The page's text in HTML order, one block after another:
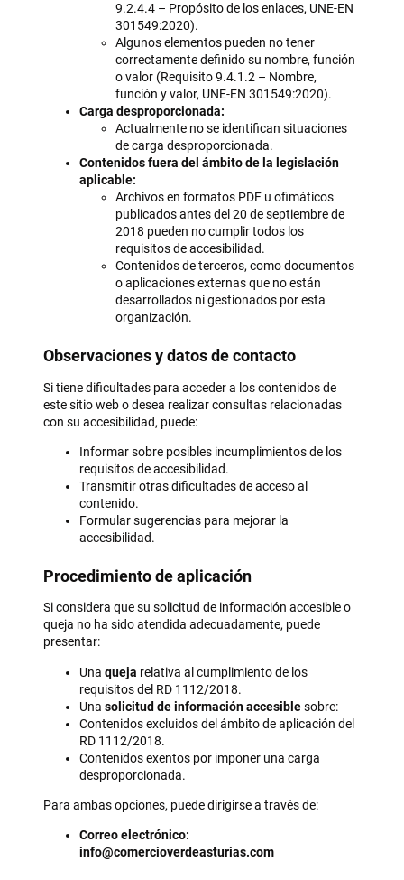
9.2.4.4 – Propósito de los enlaces, UNE-EN
301549:2020).
Algunos elementos pueden no tener
correctamente definido su nombre, función
o valor (Requisito 9.4.1.2 – Nombre,
función y valor, UNE-EN 301549:2020).
Carga desproporcionada:
Actualmente no se identifican situaciones
de carga desproporcionada.
Contenidos fuera del ámbito de la legislación
aplicable:
Archivos en formatos PDF u ofimáticos
publicados antes del 20 de septiembre de
2018 pueden no cumplir todos los
requisitos de accesibilidad.
Contenidos de terceros, como documentos
o aplicaciones externas que no están
desarrollados ni gestionados por esta
organización.
Observaciones y datos de contacto
Si tiene dificultades para acceder a los contenidos de
este sitio web o desea realizar consultas relacionadas
con su accesibilidad, puede:
Informar sobre posibles incumplimientos de los
requisitos de accesibilidad.
Transmitir otras dificultades de acceso al
contenido.
Formular sugerencias para mejorar la
accesibilidad.
Procedimiento de aplicación
Si considera que su solicitud de información accesible o
queja no ha sido atendida adecuadamente, puede
presentar:
Una queja relativa al cumplimiento de los
requisitos del RD 1112/2018.
Una solicitud de información accesiblesobre:
Contenidos excluidos del ámbito de aplicación del
RD 1112/2018.
Contenidos exentos por imponer una carga
desproporcionada.
Para ambas opciones, puede dirigirse a través de:
Correo electrónico:
info@comercioverdeasturias.com